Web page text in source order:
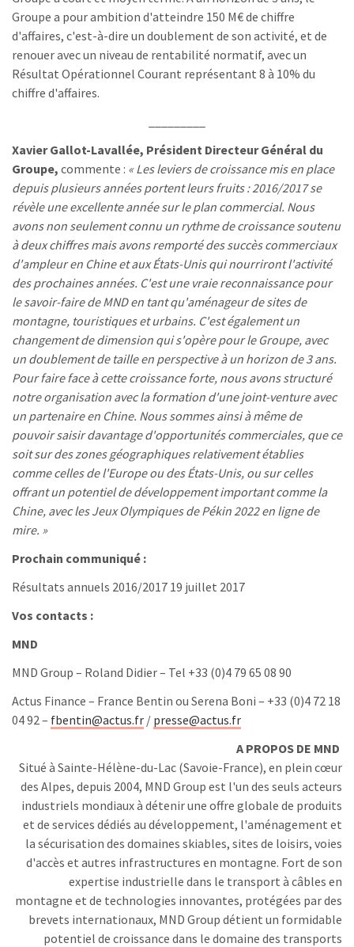
Groupe a pour ambition d'atteindre 150 M€ de chiffre
d'affaires, c'est-à-dire un doublement de son activité, et de
renouer avec un niveau de rentabilité normatif, avec un
Résultat Opérationnel Courant représentant 8 à 10% du
chiffre d'affaires.
Xavier Gallot-Lavallée, Président Directeur Général du
Groupe, commente : « Les leviers de croissance mis en place
depuis plusieurs années portent leurs fruits : 2016/2017 se
révèle une excellente année sur le plan commercial. Nous
avons non seulement connu un rythme de croissance soutenu
à deux chiffres mais avons remporté des succès commerciaux
d'ampleur en Chine et aux États-Unis qui nourriront l'activité
des prochaines années. C'est une vraie reconnaissance pour
le savoir-faire de MND en tant qu'aménageur de sites de
montagne, touristiques et urbains. C'est également un
changement de dimension qui s'opère pour le Groupe, avec
un doublement de taille en perspective à un horizon de 3 ans.
Pour faire face à cette croissance forte, nous avons structuré
notre organisation avec la formation d'une joint-venture avec
un partenaire en Chine. Nous sommes ainsi à même de
pouvoir saisir davantage d'opportunités commerciales, que ce
soit sur des zones géographiques relativement établies
comme celles de l'Europe ou des États-Unis, ou sur celles
offrant un potentiel de développement important comme la
Chine, avec les Jeux Olympiques de Pékin 2022 en ligne de
mire. »
Prochain communiqué :
Résultats annuels 2016/2017 19 juillet 2017
Vos contacts :
MND
MND Group – Roland Didier – Tel +33 (0)4 79 65 08 90
Actus Finance – France Bentin ou Serena Boni – +33 (0)4 72 18
04 92 – fbentin@actus.fr / presse@actus.fr
A PROPOS DE MND
Situé à Sainte-Hélène-du-Lac (Savoie-France), en plein cœur
des Alpes, depuis 2004, MND Group est l'un des seuls acteurs
industriels mondiaux à détenir une offre globale de produits
et de services dédiés au développement, l'aménagement et
la sécurisation des domaines skiables, sites de loisirs, voies
d'accès et autres infrastructures en montagne. Fort de son
expertise industrielle dans le transport à câbles en
montagne et de technologies innovantes, protégées par des
brevets internationaux, MND Group détient un formidable
potentiel de croissance dans le domaine des transports